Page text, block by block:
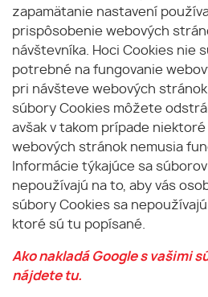
zapamätanie nastavení
prispôsobenie webových
návštevníka. Hoci Cookies nie
potrebné na fungovanie
pri návšteve webových
súbory Cookies môžete
avšak v takom prípade
webových stránok nemusia
Informácie týkajúce sa
nepoužívajú na to, aby vás
súbory Cookies sa
ktoré sú tu popísané.
Ako nakladá Google s vašimi
nájdete tu.